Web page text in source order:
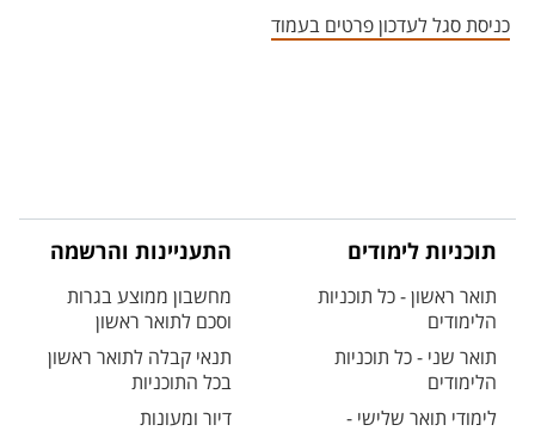
כניסת סגל לעדכון פרטים בעמוד
תוכניות לימודים
תואר ראשון - כל תוכניות
הלימודים
תואר שני - כל תוכניות
הלימודים
לימודי תואר שלישי -
התעניינות והרשמה
מחשבון ממוצע בגרות
וסכם לתואר ראשון
תנאי קבלה לתואר ראשון
בכל התוכניות
דיור ומעונות